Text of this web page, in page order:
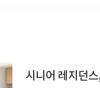
시니어 레지던